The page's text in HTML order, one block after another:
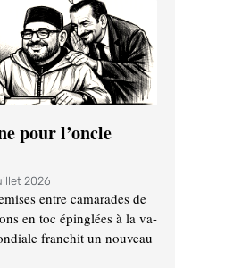
pour l’oncle
2026
entre camarades de
en toc épinglées à la va-
franchit un nouveau